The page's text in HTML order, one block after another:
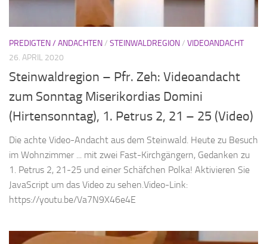
PREDIGTEN / ANDACHTEN/ STEINWALDREGION/ VIDEOANDACHT
26. APRIL 2020
Steinwaldregion – Pfr. Zeh: Videoandacht
zum Sonntag Miserikordias Domini
(Hirtensonntag), 1. Petrus 2, 21 – 25 (Video)
Die achte Video-Andacht aus dem Steinwald. Heute zu Besuch
im Wohnzimmer ... mit zwei Fast-Kirchgängern, Gedanken zu
1. Petrus 2, 21-25 und einer Schäfchen Polka! Aktivieren Sie
JavaScript um das Video zu sehen.Video-Link:
https://youtu.be/Va7N9X46e4E